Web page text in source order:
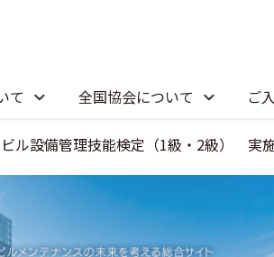
て 全国協会について ご
ル設備管理技能検定（1級・2級） 実施